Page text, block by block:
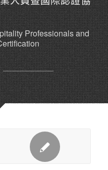
Professionals and